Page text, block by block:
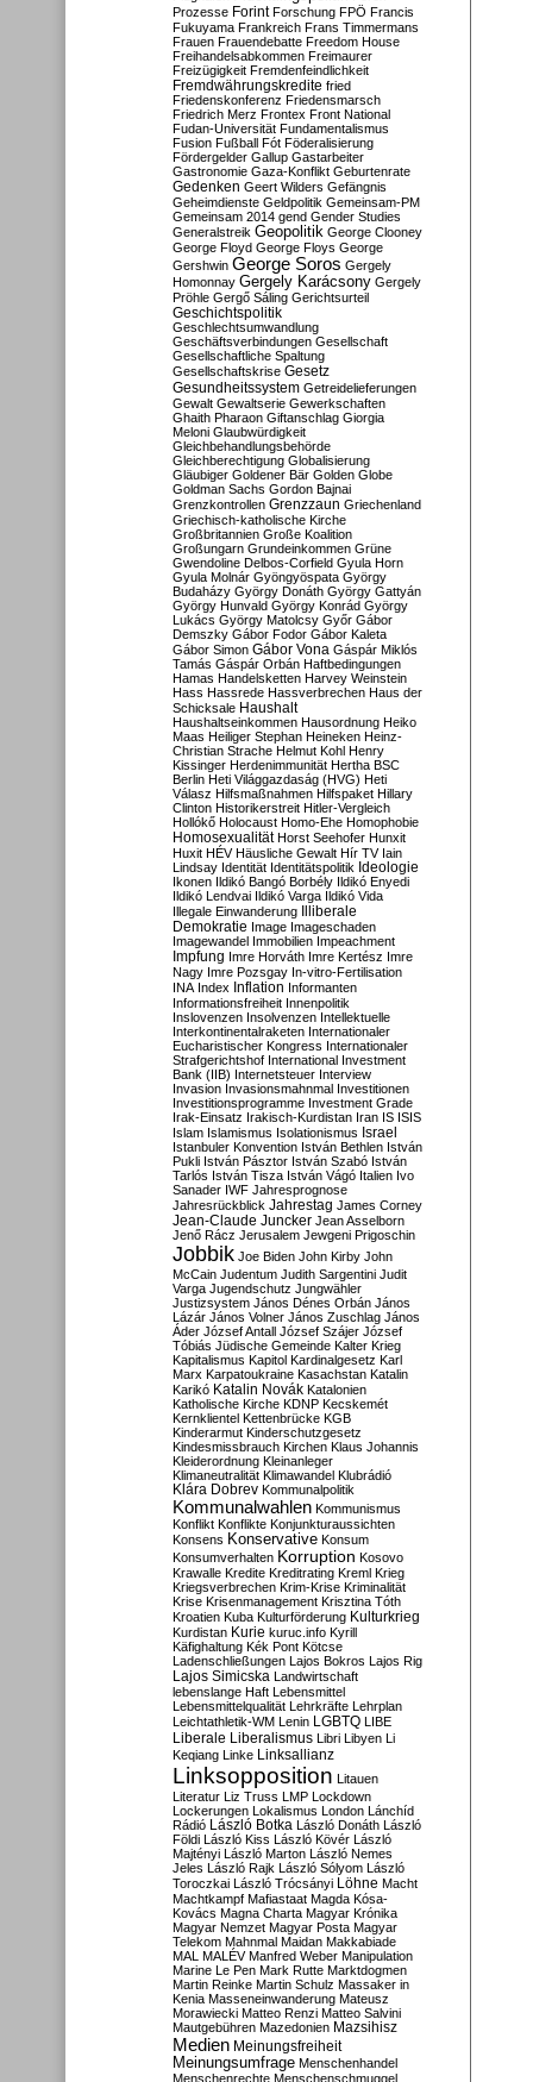
Prozesse Forint Forschung FPÖ Francis
Fukuyama Frankreich Frans Timmermans
Frauen Frauendebatte Freedom House
Freihandelsabkommen Freimaurer
Freizügigkeit Fremdenfeindlichkeit
Fremdwährungskredite fried
Friedenskonferenz Friedensmarsch
Friedrich Merz Frontex Front National
Fudan-Universität Fundamentalismus
Fusion Fußball Fót Föderalisierung
Fördergelder Gallup Gastarbeiter
Gastronomie Gaza-Konflikt Geburtenrate
Gedenken Geert Wilders Gefängnis
Geheimdienste Geldpolitik Gemeinsam-PM
Gemeinsam 2014 gend Gender Studies
Generalstreik Geopolitik George Clooney
George Floyd George Floys George
Gershwin George Soros Gergely
Homonnay Gergely Karácsony Gergely
Pröhle Gergő Sáling Gerichtsurteil
Geschichtspolitik
Geschlechtsumwandlung
Geschäftsverbindungen Gesellschaft
Gesellschaftliche Spaltung
Gesellschaftskrise Gesetz
Gesundheitssystem Getreidelieferungen
Gewalt Gewaltserie Gewerkschaften
Ghaith Pharaon Giftanschlag Giorgia
Meloni Glaubwürdigkeit
Gleichbehandlungsbehörde
Gleichberechtigung Globalisierung
Gläubiger Goldener Bär Golden Globe
Goldman Sachs Gordon Bajnai
Grenzkontrollen Grenzzaun Griechenland
Griechisch-katholische Kirche
Großbritannien Große Koalition
Großungarn Grundeinkommen Grüne
Gwendoline Delbos-Corfield Gyula Horn
Gyula Molnár Gyöngyöspata György
Budaházy György Donáth György Gattyán
György Hunvald György Konrád György
Lukács György Matolcsy Győr Gábor
Demszky Gábor Fodor Gábor Kaleta
Gábor Simon Gábor Vona Gáspár Miklós
Tamás Gáspár Orbán Haftbedingungen
Hamas Handelsketten Harvey Weinstein
Hass Hassrede Hassverbrechen Haus der
Schicksale Haushalt
Haushaltseinkommen Hausordnung Heiko
Maas Heiliger Stephan Heineken Heinz-
Christian Strache Helmut Kohl Henry
Kissinger Herdenimmunität Hertha BSC
Berlin Heti Világgazdaság (HVG) Heti
Válasz Hilfsmaßnahmen Hilfspaket Hillary
Clinton Historikerstreit Hitler-Vergleich
Hollókő Holocaust Homo-Ehe Homophobie
Homosexualität Horst Seehofer Hunxit
Huxit HÉV Häusliche Gewalt Hír TV Iain
Lindsay Identität Identitätspolitik Ideologie
Ikonen Ildikó Bangó Borbély Ildikó Enyedi
Ildikó Lendvai Ildikó Varga Ildikó Vida
Illegale Einwanderung Illiberale
Demokratie Image Imageschaden
Imagewandel Immobilien Impeachment
Impfung Imre Horváth Imre Kertész Imre
Nagy Imre Pozsgay In-vitro-Fertilisation
INA Index Inflation Informanten
Informationsfreiheit Innenpolitik
Inslovenzen Insolvenzen Intellektuelle
Interkontinentalraketen Internationaler
Eucharistischer Kongress Internationaler
Strafgerichtshof International Investment
Bank (IIB) Internetsteuer Interview
Invasion Invasionsmahnmal Investitionen
Investitionsprogramme Investment Grade
Irak-Einsatz Irakisch-Kurdistan Iran IS ISIS
Islam Islamismus Isolationismus Israel
Istanbuler Konvention István Bethlen István
Pukli István Pásztor István Szabó István
Tarlós István Tisza István Vágó Italien Ivo
Sanader IWF Jahresprognose
Jahresrückblick Jahrestag James Corney
Jean-Claude Juncker Jean Asselborn
Jenő Rácz Jerusalem Jewgeni Prigoschin
Jobbik Joe Biden John Kirby John
McCain Judentum Judith Sargentini Judit
Varga Jugendschutz Jungwähler
Justizsystem János Dénes Orbán János
Lázár János Volner János Zuschlag János
Áder József Antall József Szájer József
Tóbiás Jüdische Gemeinde Kalter Krieg
Kapitalismus Kapitol Kardinalgesetz Karl
Marx Karpatoukraine Kasachstan Katalin
Karikó Katalin Novák Katalonien
Katholische Kirche KDNP Kecskemét
Kernklientel Kettenbrücke KGB
Kinderarmut Kinderschutzgesetz
Kindesmissbrauch Kirchen Klaus Johannis
Kleiderordnung Kleinanleger
Klimaneutralität Klimawandel Klubrádió
Klára Dobrev Kommunalpolitik
Kommunalwahlen Kommunismus
Konflikt Konflikte Konjunkturaussichten
Konsens Konservative Konsum
Konsumverhalten Korruption Kosovo
Krawalle Kredite Kreditrating Kreml Krieg
Kriegsverbrechen Krim-Krise Kriminalität
Krise Krisenmanagement Krisztina Tóth
Kroatien Kuba Kulturförderung Kulturkrieg
Kurdistan Kurie kuruc.info Kyrill
Käfighaltung Kék Pont Kötcse
Ladenschließungen Lajos Bokros Lajos Rig
Lajos Simicska Landwirtschaft
lebenslange Haft Lebensmittel
Lebensmittelqualität Lehrkräfte Lehrplan
Leichtathletik-WM Lenin LGBTQ LIBE
Liberale Liberalismus Libri Libyen Li
Keqiang Linke Linksallianz
Linksopposition Litauen
Literatur Liz Truss LMP Lockdown
Lockerungen Lokalismus London Lánchíd
Rádió
László Botka László Donáth László
Földi László Kiss László Kövér László
Majtényi László Marton László Nemes
Jeles László Rajk László Sólyom László
Toroczkai László Trócsányi Löhne Macht
Machtkampf Mafiastaat Magda Kósa-
Kovács Magna Charta Magyar Krónika
Magyar Nemzet Magyar Posta Magyar
Telekom Mahnmal Maidan Makkabiade
MAL MALÉV Manfred Weber Manipulation
Marine Le Pen Mark Rutte Marktdogmen
Martin Reinke Martin Schulz Massaker in
Kenia Masseneinwanderung Mateusz
Morawiecki Matteo Renzi Matteo Salvini
Mautgebühren Mazedonien Mazsihisz
Medien Meinungsfreiheit
Meinungsumfrage Menschenhandel
Menschenrechte Menschenschmuggel